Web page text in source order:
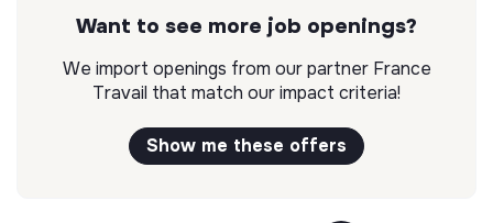
Want to see more job openings?
We import openings from our partner France
Travail that match our impact criteria!
Show me these offers